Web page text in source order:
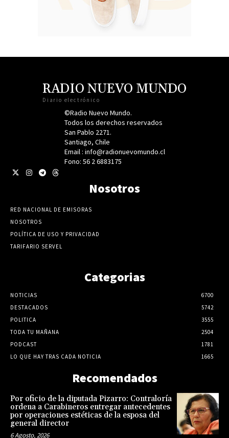
RADIO NUEVO MUNDO
Diario electrónico
©Radio Nuevo Mundo.
Todos los derechos reservados
San Pablo 2271.
Santiago, Chile
Email : info@radionuevomundo.cl
Fono: 56 2 6883175
Nosotros
RED NACIONAL DE EMISORAS
NOSOTROS
POLÍTICA DE USO Y PRIVACIDAD
TARIFARIO SERVEL
Categorias
NOTICIAS
6700
DESTACADOS
5742
POLITICA
3555
TODA TU MAÑANA
2504
PODCAST
1781
LO QUE HAY TRAS CADA NOTICIA
1665
Recomendados
Por oficio de la diputada Pizarro: Contraloría
ordena a Carabineros entregar antecedentes
por operaciones estéticas de la esposa del
general director
6 Agosto, 2026